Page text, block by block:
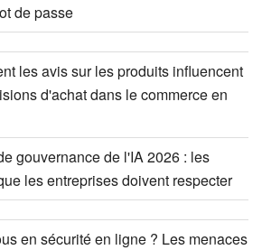
de passe
les avis sur les produits influencent
d'achat dans le commerce en
gouvernance de l'IA 2026 : les
les entreprises doivent respecter
en sécurité en ligne ? Les menaces